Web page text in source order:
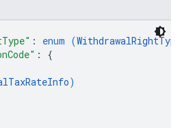
: enum (WithdrawalRightType
: {
)